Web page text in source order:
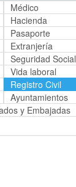
Médico
Hacienda
Pasaporte
Extranjería
Seguridad Social
Vida laboral
Registro Civil
Ayuntamientos
y Embajadas